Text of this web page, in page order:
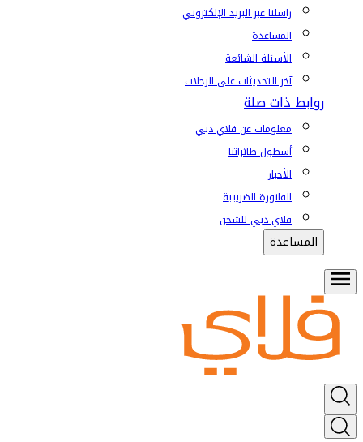
راسلنا عبر البريد الإلكتروني
المساعدة
الأسئلة الشائعة
آخر التحديثات على الرحلات
روابط ذات صلة
معلومات عن فلاي دبي
أسطول طائراتنا
الأخبار
الفاتورة الضريبية
فلاي دبي للشحن
المساعدة